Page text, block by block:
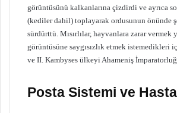
görüntüsünü kalkanlarına çizdirdi ve ayrıca
(kediler dahil) toplayarak ordusunun önünde
sürdürttü. Mısırlılar, hayvanlara zarar vermek
görüntüsüne saygısızlık etmek istemedikleri
ve II. Kambyses ülkeyi Ahameniş
Posta Sistemi ve